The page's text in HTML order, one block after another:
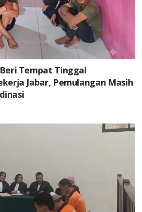
Tempat Tinggal
Jabar, Pemulangan Masih